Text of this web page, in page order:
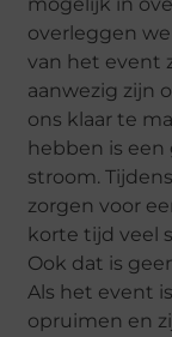
mogelijk in
overleggen
van het event
aanwezig zijn
ons klaar te
hebben is
stroom.
zorgen voor
korte tijd veel
Ook dat is
Als het event
opruimen en